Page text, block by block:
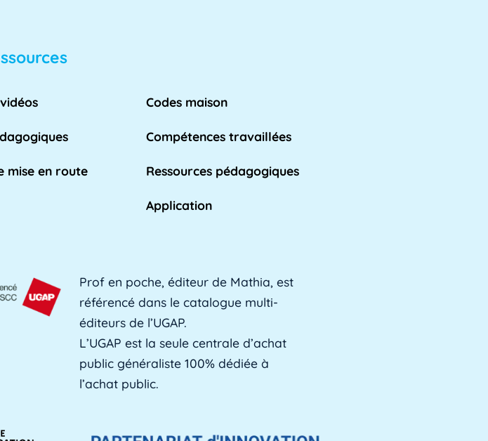
[...]Lire plus »
pour [...]
[...]
[...] Lire plus »
Lire plus »
mise en route
Codes maison
Compétences travaillées
Ressources pédagogiques
Application
Prof en poche, éditeur de Mathia, est
référencé dans le catalogue multi-
éditeurs de l’UGAP.
L’UGAP est la seule centrale d’achat
public généraliste 100% dédiée à
l’achat public.